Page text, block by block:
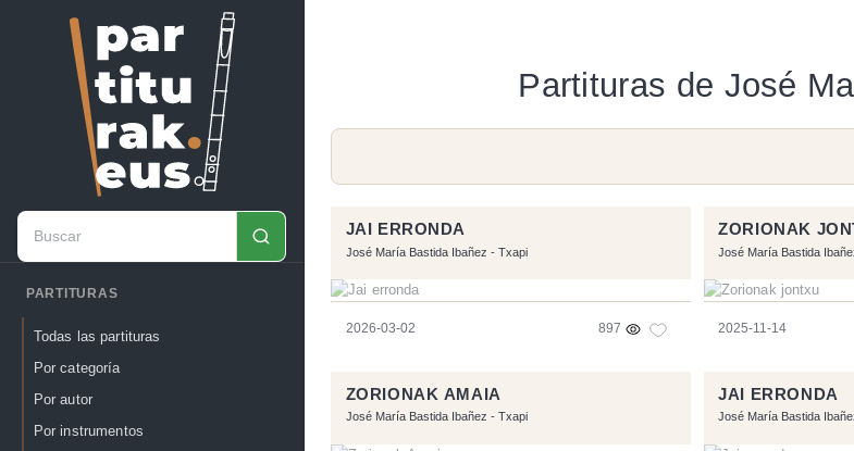
PARTITURAS
Todas las partituras
Por categoría
Por autor
Por instrumentos
Partituras de José
JAI ERRONDA
José María Bastida Ibañez - Txapi
2026-03-02 897
ZORIONAK
José María Bastida
2025-11-14
ZORIONAK AMAIA
José María Bastida Ibañez - Txapi
JAI ERRONDA
José María Bastida